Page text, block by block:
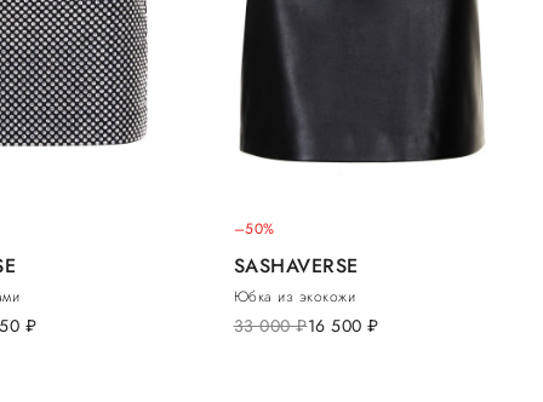
руб.
–50%
SASHAVERSE
Юбка из экокожи
33 000руб.16 500 руб.